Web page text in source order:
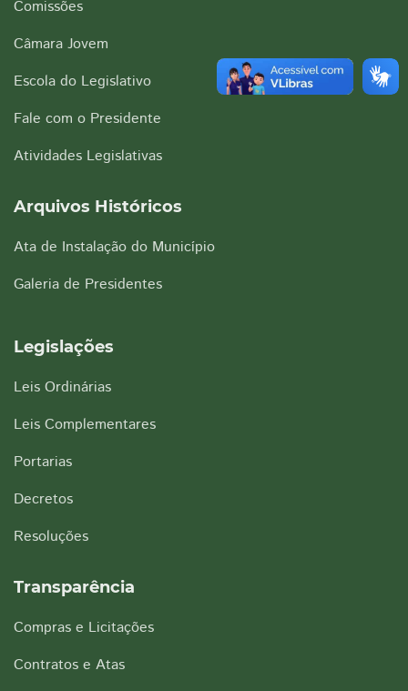
Comissões
Câmara Jovem
Escola do Legislativo
Fale com o Presidente
Atividades Legislativas
Arquivos Históricos
Ata de Instalação do Município
Galeria de Presidentes
Legislações
Leis Ordinárias
Leis Complementares
Portarias
Decretos
Resoluções
Transparência
Compras e Licitações
Contratos e Atas